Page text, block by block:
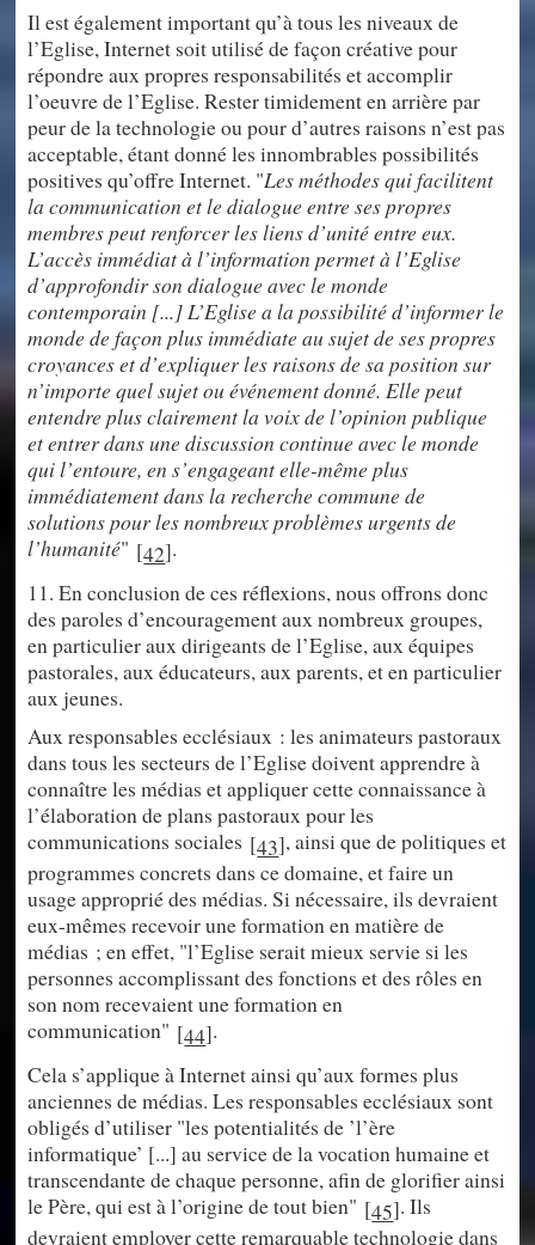
Il est également important qu’à tous les niveaux de
l’Eglise, Internet soit utilisé de façon créative pour
répondre aux propres responsabilités et accomplir
l’oeuvre de l’Eglise. Rester timidement en arrière par
peur de la technologie ou pour d’autres raisons n’est pas
acceptable, étant donné les innombrables possibilités
positives qu’offre Internet. "Les méthodes qui facilitent
la communication et le dialogue entre ses propres
membres peut renforcer les liens d’unité entre eux.
L’accès immédiat à l’information permet à l’Eglise
d’approfondir son dialogue avec le monde
contemporain [...] L’Eglise a la possibilité d’informer le
monde de façon plus immédiate au sujet de ses propres
croyances et d’expliquer les raisons de sa position sur
n’importe quel sujet ou événement donné. Elle peut
entendre plus clairement la voix de l’opinion publique
et entrer dans une discussion continue avec le monde
qui l’entoure, en s’engageant elle-même plus
immédiatement dans la recherche commune de
solutions pour les nombreux problèmes urgents de
l’humanité" [42].
11. En conclusion de ces réflexions, nous offrons donc
des paroles d’encouragement aux nombreux groupes,
en particulier aux dirigeants de l’Eglise, aux équipes
pastorales, aux éducateurs, aux parents, et en particulier
aux jeunes.
Aux responsables ecclésiaux : les animateurs pastoraux
dans tous les secteurs de l’Eglise doivent apprendre à
connaître les médias et appliquer cette connaissance à
l’élaboration de plans pastoraux pour les
communications sociales [43], ainsi que de politiques et
programmes concrets dans ce domaine, et faire un
usage approprié des médias. Si nécessaire, ils devraient
eux-mêmes recevoir une formation en matière de
médias ; en effet, "l’Eglise serait mieux servie si les
personnes accomplissant des fonctions et des rôles en
son nom recevaient une formation en
communication" [44].
Cela s’applique à Internet ainsi qu’aux formes plus
anciennes de médias. Les responsables ecclésiaux sont
obligés d’utiliser "les potentialités de ’l’ère
informatique’ [...] au service de la vocation humaine et
transcendante de chaque personne, afin de glorifier ainsi
le Père, qui est à l’origine de tout bien" [45]. Ils
devraient employer cette remarquable technologie dans